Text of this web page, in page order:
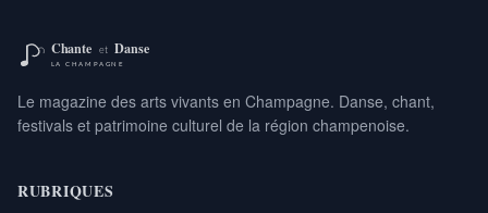
Le magazine des arts vivants en Champagne. Danse, chant,
festivals et patrimoine culturel de la région champenoise.
RUBRIQUES